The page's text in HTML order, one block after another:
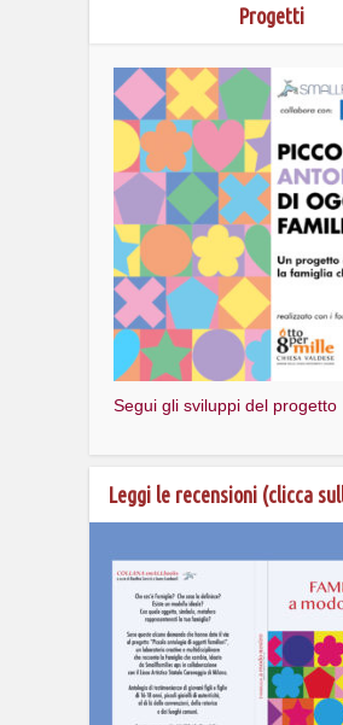
Progetti
Segui gli sviluppi del progetto
Leggi le recensioni (clicca